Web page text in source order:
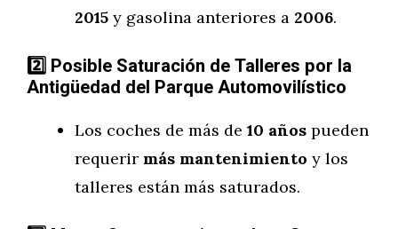
2015 y gasolina anteriores a 2006.
2️ Posible Saturación de Talleres por la
Antigüedad del Parque Automovilístico
Los coches de más de 10 años pueden
requerir más mantenimiento y los
talleres están más saturados.